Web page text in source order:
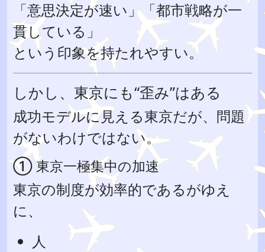
「意思決定が速い」「都市戦略が一
貫している」
という印象を持たれやすい。
しかし、東京にも“歪み”はある
成功モデルに見える東京だが、問題
がないわけではない。
① 東京一極集中の加速
東京の制度が効率的であるがゆえ
に、
人